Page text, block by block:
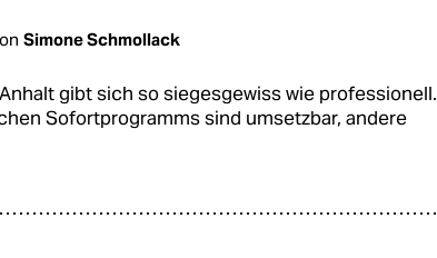
Simone Schmollack
gibt sich so siegesgewiss wie professionell.
Sofortprogramms sind umsetzbar, andere